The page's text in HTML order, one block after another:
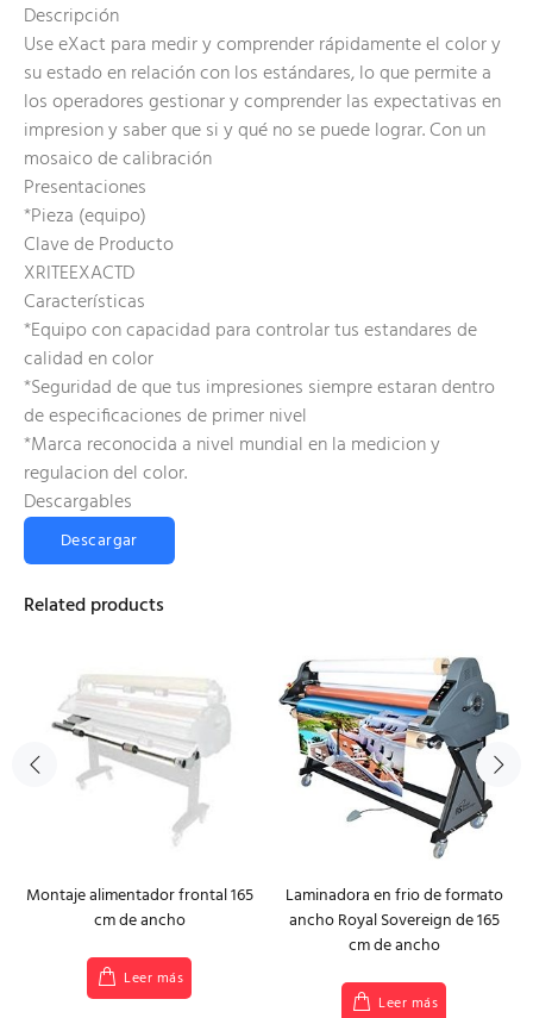
Descripción
Use eXact para medir y comprender rápidamente el color y
su estado en relación con los estándares, lo que permite a
los operadores gestionar y comprender las expectativas en
impresion y saber que si y qué no se puede lograr. Con un
mosaico de calibración
Presentaciones
*Pieza (equipo)
Clave de Producto
XRITEEXACTD
Características
*Equipo con capacidad para controlar tus estandares de
calidad en color
*Seguridad de que tus impresiones siempre estaran dentro
de especificaciones de primer nivel
*Marca reconocida a nivel mundial en la medicion y
regulacion del color.
Descargables
Descargar
Related products
Montaje alimentador frontal 165
cm de ancho
Leer más
Laminadora en frio de formato
ancho Royal Sovereign de 165
cm de ancho
Leer más